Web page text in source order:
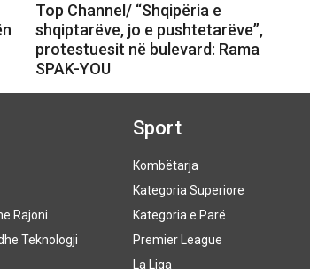
Top Channel/ “Shqipëria e
shqiptarëve, jo e pushtetarëve”,
protestuesit në bulevard: Rama
SPAK-YOU
Rajoni
Teknologji
Sport
Kombëtarja
Kategoria Superiore
Kategoria e Parë
Premier League
La Liga